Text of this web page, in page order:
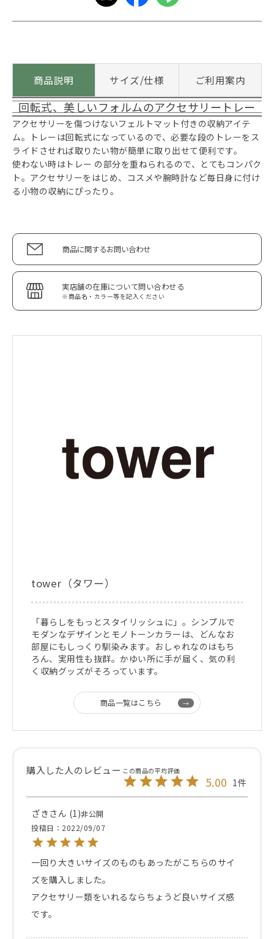
商品説明 サイズ/仕様 ご利用案内
回転式、美しいフォルムのアクセサリートレー
アクセサリーを傷つけないフェルトマット付きの収納アイテ
ム。トレーは回転式になっているので、必要な段のトレーをス
ライドさせれば取りたい物が簡単に取り出せて便利です。
使わない時はトレー の部分を重ねられるので、とてもコンパク
ト。アクセサリーをはじめ、コスメや腕時計など毎日身に付け
る小物の収納にぴったり。
商品に関するお問い合わせ
実店舗の在庫について問い合わせる
※商品名・カラー等を記入ください
tower（タワー）
「暮らしをもっとスタイリッシュに」。シンプルで
モダンなデザインとモノトーンカラーは、どんなお
部屋にもしっくり馴染みます。おしゃれなのはもち
ろん、実用性も抜群。かゆい所に手が届く、気の利
く収納グッズがそろっています。
商品一覧はこちら
5.00 1
ざき 1 非公開
投稿日
2022/09/07
一回り大きいサイズのものもあったがこちらのサイ
ズを購入しました。
アクセサリー類をいれるならちょうど良いサイズ感
です。